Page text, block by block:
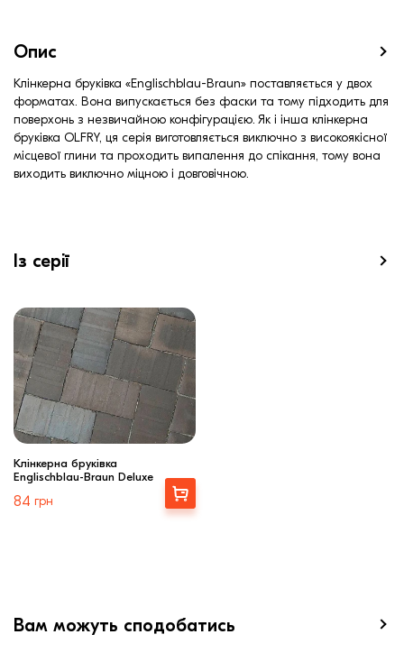
Опис
Клінкерна бруківка «Englischblau-Braun» поставляється у двох
форматах. Вона випускається без фаски та тому підходить для
поверхонь з незвичайною конфігурацією. Як і інша клінкерна
бруківка OLFRY, ця серія виготовляється виключно з високоякісної
місцевої глини та проходить випалення до спікання, тому вона
виходить виключно міцною і довговічною.
Із серії
Клінкерна бруківка
Englischblau-Braun Deluxe
84 грн
Купити
Вам можуть сподобатись